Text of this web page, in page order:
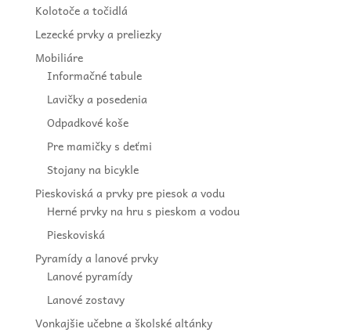
Kolotoče a točidlá
Lezecké prvky a preliezky
Mobiliáre
Informačné tabule
Lavičky a posedenia
Odpadkové koše
Pre mamičky s deťmi
Stojany na bicykle
Pieskoviská a prvky pre piesok a vodu
Herné prvky na hru s pieskom a vodou
Pieskoviská
Pyramídy a lanové prvky
Lanové pyramídy
Lanové zostavy
Vonkajšie učebne a školské altánky